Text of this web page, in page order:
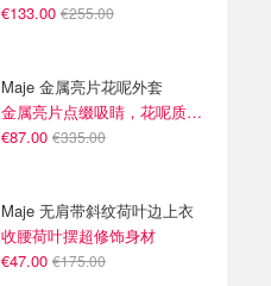
€133.00 €255.00
Maje 金属亮片花呢外套
金属亮片点缀吸睛，花呢质感高级又显贵
€87.00 €335.00
Maje 无肩带斜纹荷叶边上衣
收腰荷叶摆超修饰身材
€47.00 €175.00